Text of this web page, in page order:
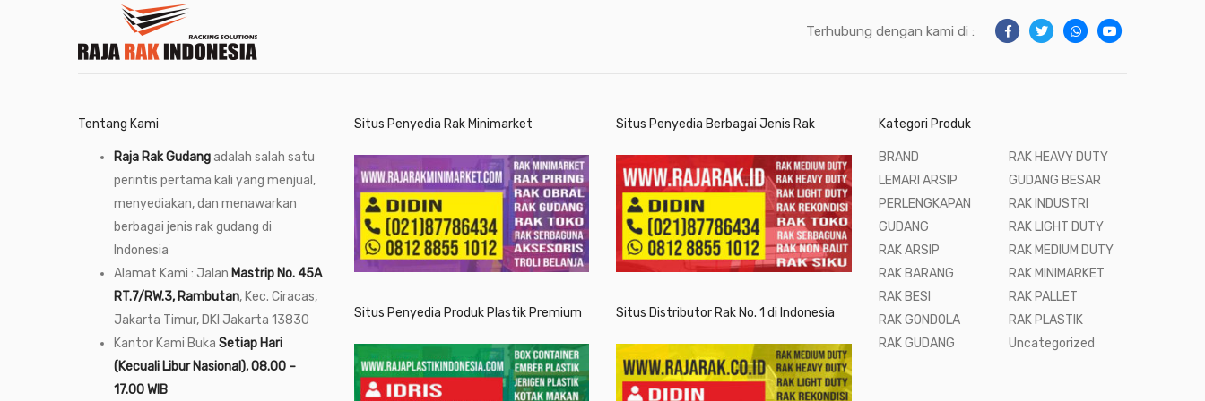
Terhubung dengan kami di :
Tentang Kami
Raja Rak Gudangadalah salah satu
perintis pertama kali yang menjual,
menyediakan, dan menawarkan
berbagai jenis rak gudang di
Indonesia
Alamat Kami : Jalan Mastrip No. 45A
RT.7/RW.3, Rambutan, Kec. Ciracas,
Jakarta Timur, DKI Jakarta 13830
Kantor Kami Buka Setiap Hari
(Kecuali Libur Nasional), 08.00 –
17.00 WIB
Situs Penyedia Rak Minimarket
Situs Penyedia Produk Plastik Premium
Situs Penyedia Berbagai Jenis Rak
Situs Distributor Rak No. 1 di Indonesia
Kategori Produk
BRAND
LEMARI ARSIP
PERLENGKAPAN
GUDANG
RAK ARSIP
RAK BARANG
RAK BESI
RAK GONDOLA
RAK GUDANG
RAK HEAVY DUTY
GUDANG BESAR
RAK INDUSTRI
RAK LIGHT DUTY
RAK MEDIUM DUTY
RAK MINIMARKET
RAK PALLET
RAK PLASTIK
Uncategorized